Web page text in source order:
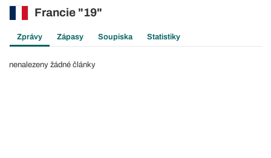
Francie "19"
Zprávy Zápasy Soupiska Statistiky
nenalezeny žádné články